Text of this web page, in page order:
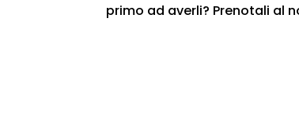
primo ad averli? Prenotali al